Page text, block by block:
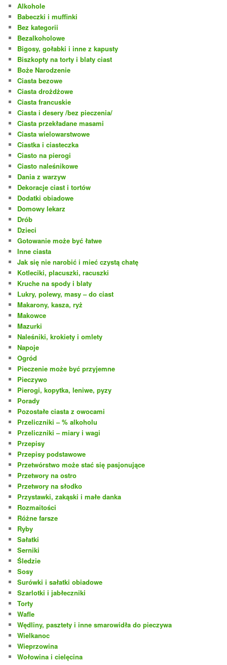
Alkohole
Babeczki i muffinki
Bez kategorii
Bezalkoholowe
Bigosy, gołabki i inne z kapusty
Biszkopty na torty i blaty ciast
Boże Narodzenie
Ciasta bezowe
Ciasta drożdżowe
Ciasta francuskie
Ciasta i desery /bez pieczenia/
Ciasta przekładane masami
Ciasta wielowarstwowe
Ciastka i ciasteczka
Ciasto na pierogi
Ciasto naleśnikowe
Dania z warzyw
Dekoracje ciast i tortów
Dodatki obiadowe
Domowy lekarz
Drób
Dzieci
Gotowanie może być łatwe
Inne ciasta
Jak się nie narobić i mieć czystą chatę
Kotleciki, placuszki, racuszki
Kruche na spody i blaty
Lukry, polewy, masy – do ciast
Makarony, kasza, ryż
Makowce
Mazurki
Naleśniki, krokiety i omlety
Napoje
Ogród
Pieczenie może być przyjemne
Pieczywo
Pierogi, kopytka, leniwe, pyzy
Porady
Pozostałe ciasta z owocami
Przeliczniki – % alkoholu
Przeliczniki – miary i wagi
Przepisy
Przepisy podstawowe
Przetwórstwo może stać się pasjonujące
Przetwory na ostro
Przetwory na słodko
Przystawki, zakąski i małe danka
Rozmaitości
Różne farsze
Ryby
Sałatki
Serniki
Śledzie
Sosy
Surówki i sałatki obiadowe
Szarlotki i jabłeczniki
Torty
Wafle
Wędliny, pasztety i inne smarowidła do pieczywa
Wielkanoc
Wieprzowina
Wołowina i cielęcina